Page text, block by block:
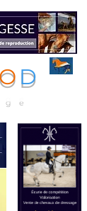
O D